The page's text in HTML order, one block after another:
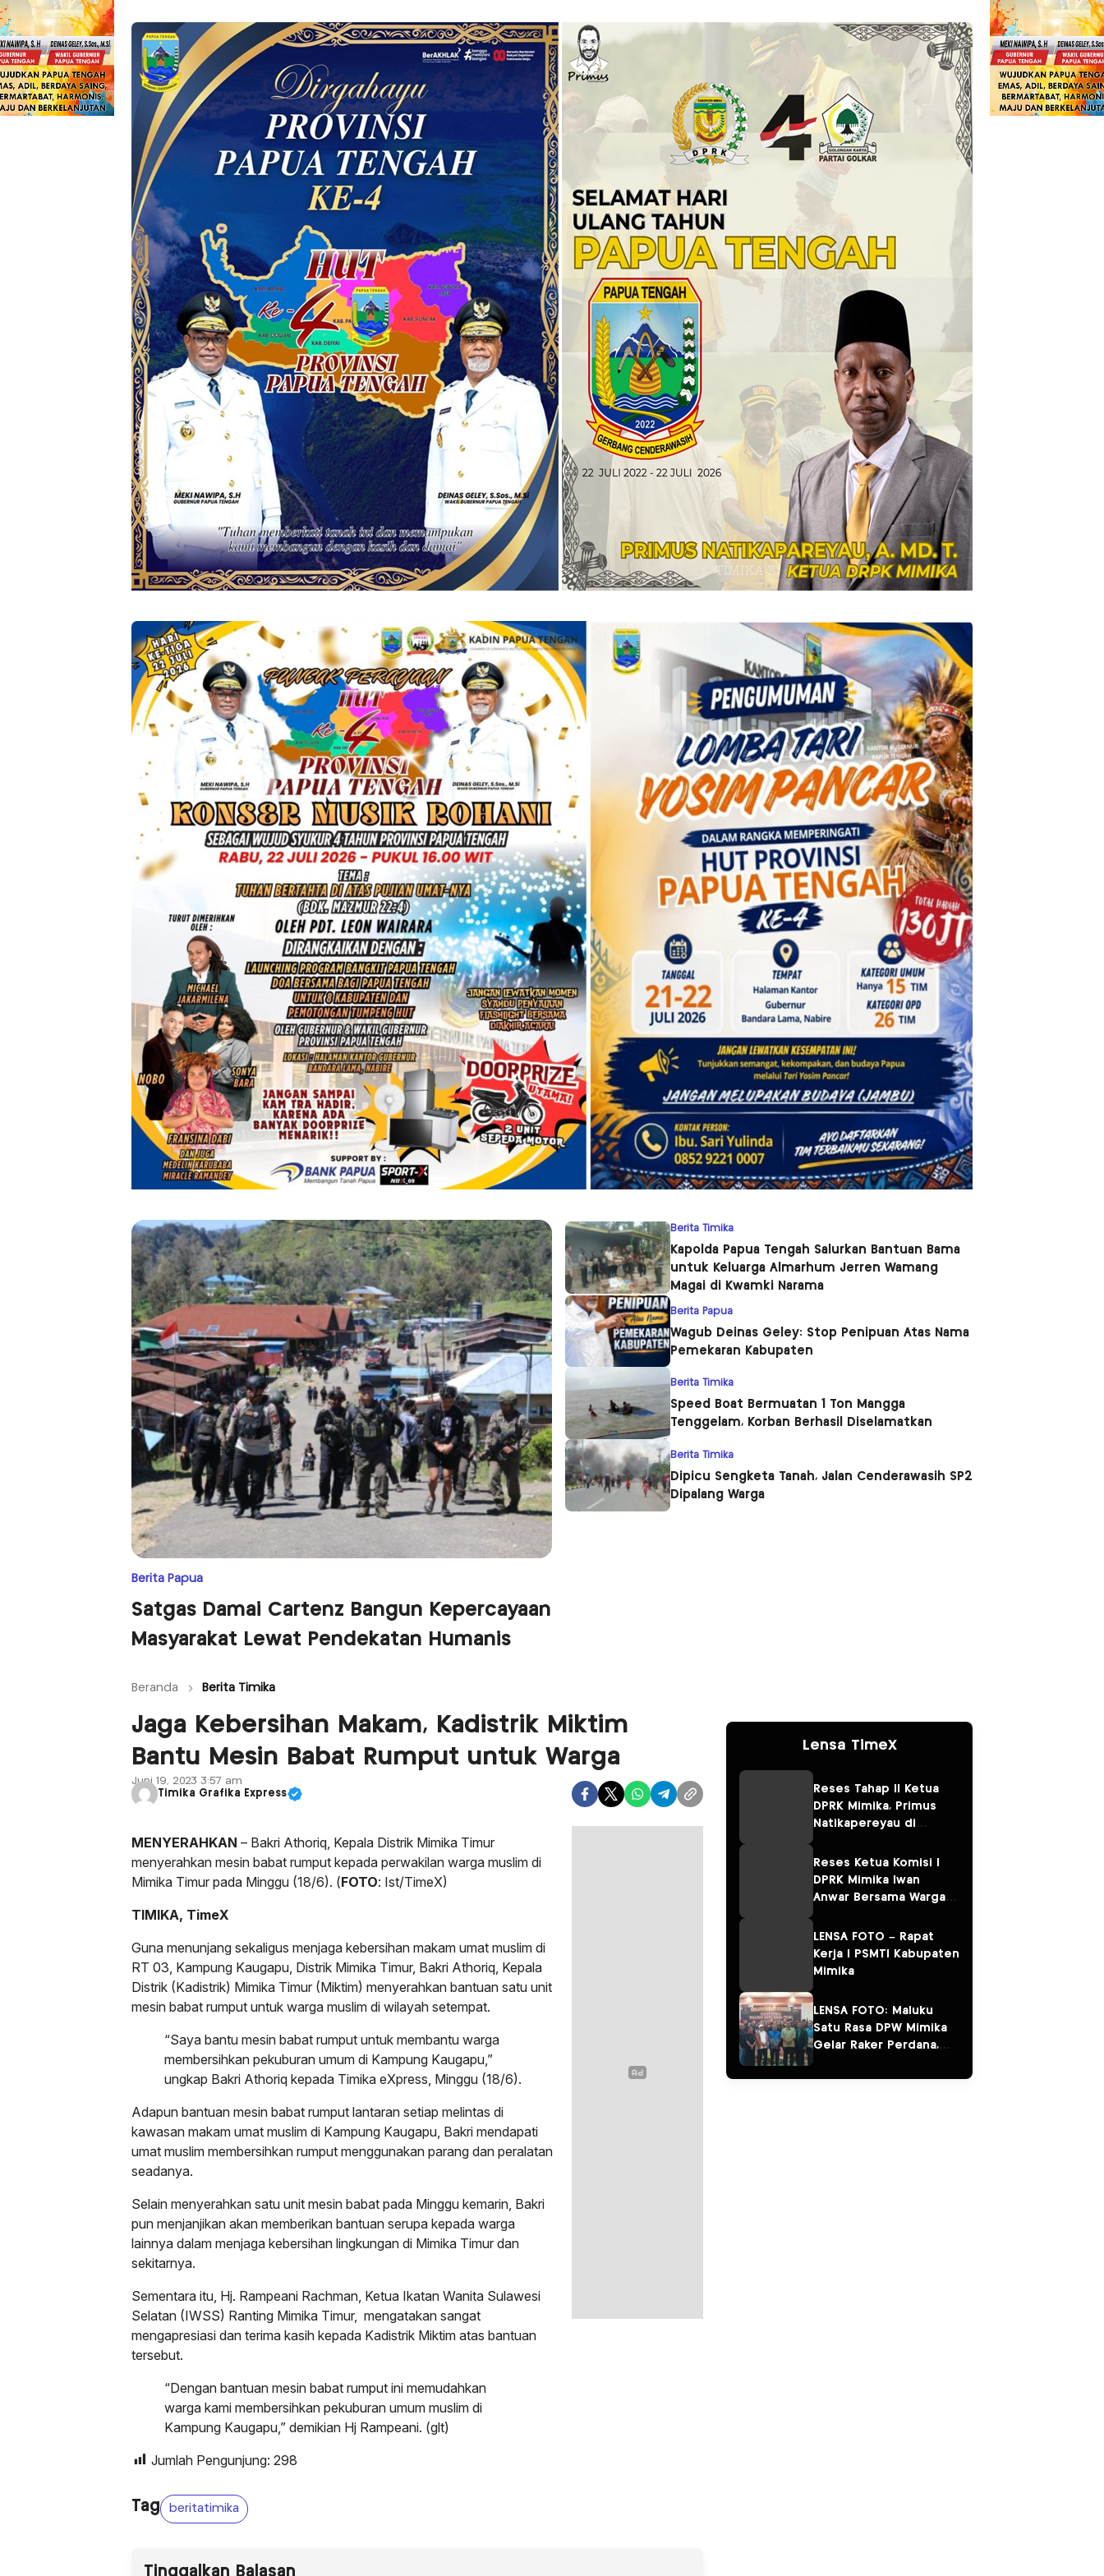
Berita Papua
Satgas Damai Cartenz Bangun Kepercayaan
Masyarakat Lewat Pendekatan Humanis
Berita Timika
Kapolda Papua Tengah Salurkan Bantuan Bama
untuk Keluarga Almarhum Jerren Wamang
Magai di Kwamki Narama
Berita Papua
Wagub Deinas Geley: Stop Penipuan Atas Nama
Pemekaran Kabupaten
Berita Timika
Speed Boat Bermuatan 1 Ton Mangga
Tenggelam, Korban Berhasil Diselamatkan
Berita Timika
Dipicu Sengketa Tanah, Jalan Cenderawasih SP2
Dipalang Warga
Beranda Berita Timika
Jaga Kebersihan Makam, Kadistrik Miktim
Bantu Mesin Babat Rumput untuk Warga
Juni 19, 2023 3:57 am
Timika Grafika Express
MENYERAHKAN – Bakri Athoriq, Kepala Distrik Mimika Timur
menyerahkan mesin babat rumput kepada perwakilan warga muslim di
Mimika Timur pada Minggu (18/6). (FOTO: Ist/TimeX)
TIMIKA, TimeX
Guna menunjang sekaligus menjaga kebersihan makam umat muslim di
RT 03, Kampung Kaugapu, Distrik Mimika Timur, Bakri Athoriq, Kepala
Distrik (Kadistrik) Mimika Timur (Miktim) menyerahkan bantuan satu unit
mesin babat rumput untuk warga muslim di wilayah setempat.
“Saya bantu mesin babat rumput untuk membantu warga
membersihkan pekuburan umum di Kampung Kaugapu,”
ungkap Bakri Athoriq kepada Timika eXpress, Minggu (18/6).
Adapun bantuan mesin babat rumput lantaran setiap melintas di
kawasan makam umat muslim di Kampung Kaugapu, Bakri mendapati
umat muslim membersihkan rumput menggunakan parang dan peralatan
seadanya.
Selain menyerahkan satu unit mesin babat pada Minggu kemarin, Bakri
pun menjanjikan akan memberikan bantuan serupa kepada warga
lainnya dalam menjaga kebersihan lingkungan di Mimika Timur dan
sekitarnya.
Sementara itu, Hj. Rampeani Rachman, Ketua Ikatan Wanita Sulawesi
Selatan (IWSS) Ranting Mimika Timur, mengatakan sangat
mengapresiasi dan terima kasih kepada Kadistrik Miktim atas bantuan
tersebut.
“Dengan bantuan mesin babat rumput ini memudahkan
warga kami membersihkan pekuburan umum muslim di
Kampung Kaugapu,” demikian Hj Rampeani. (glt)
Jumlah Pengunjung: 298
Tag beritatimika
Tinggalkan Balasan
Lensa TimeX
Reses Tahap II Ketua
DPRK Mimika, Primus
Natikapereyau di
Pulau Karaka
Reses Ketua Komisi I
DPRK Mimika Iwan
Anwar Bersama Warga
LENSA FOTO – Rapat
Kerja I PSMTI Kabupaten
Mimika
LENSA FOTO: Maluku
Satu Rasa DPW Mimika
Gelar Raker Perdana,
“Salam Sarane”